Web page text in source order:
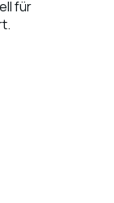
für